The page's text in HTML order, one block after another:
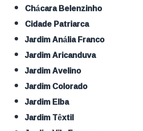
Chácara Belenzinho
Cidade Patriarca
Jardim Anália Franco
Jardim Aricanduva
Jardim Avelino
Jardim Colorado
Jardim Elba
Jardim Têxtil